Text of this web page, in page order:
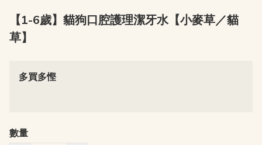
【1-6歲】貓狗口腔護理潔牙水【小麥草／貓
草】
多買多慳
數量